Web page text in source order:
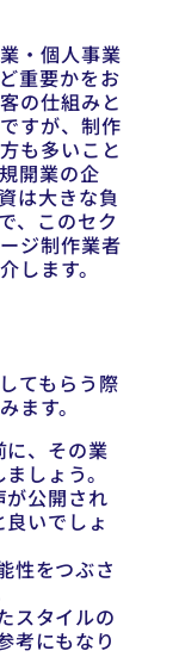
・個人事業
重要かをお
の仕組みと
すが、制作
も多いこと
開業の企
は大きな負
、このセク
ジ制作業者
します。
てもらう際
ます。
、その業
しょう。
が公開され
いでしょ
性をつぶさ
スタイルの
考にもなり